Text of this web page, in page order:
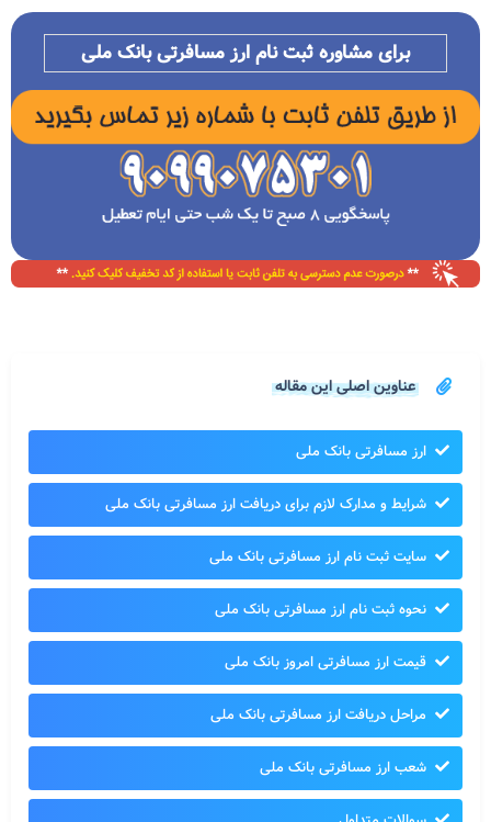
برای مشاوره ثبت نام ارز مسافرتی بانک ملی
عناوین اصلی این مقاله
ارز مسافرتی بانک ملی
شرایط و مدارک لازم برای دریافت ارز مسافرتی بانک ملی
سایت ثبت نام ارز مسافرتی بانک ملی
نحوه ثبت نام ارز مسافرتی بانک ملی
قیمت ارز مسافرتی امروز بانک ملی
مراحل دریافت ارز مسافرتی بانک ملی
شعب ارز مسافرتی بانک ملی